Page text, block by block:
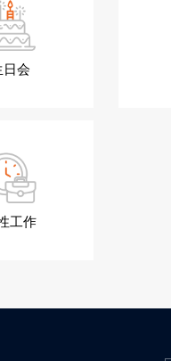
日会
工作